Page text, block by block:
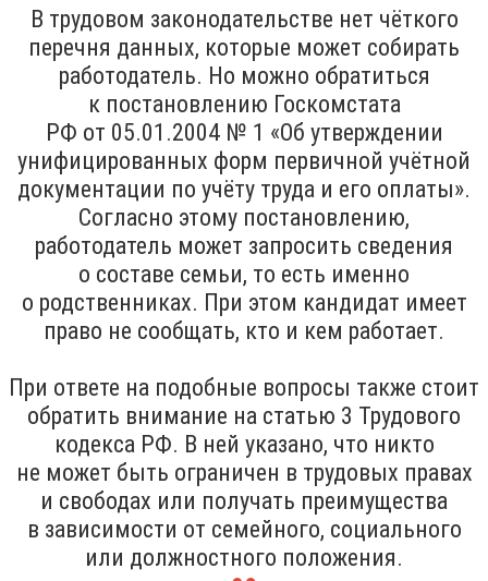
В трудовом законодательстве нет чёткого
перечня данных, которые может собирать
работодатель. Но можно обратиться
к постановлению Госкомстата
РФ от 05.01.2004 № 1 «Об утверждении
унифицированных форм первичной учётной
документации по учёту труда и его оплаты».
Согласно этому постановлению,
работодатель может запросить сведения
о составе семьи, то есть именно
о родственниках. При этом кандидат имеет
право не сообщать, кто и кем работает.
При ответе на подобные вопросы также стоит
обратить внимание на статью 3 Трудового
кодекса РФ. В ней указано, что никто
не может быть ограничен в трудовых правах
и свободах или получать преимущества
в зависимости от семейного, социального
или должностного положения.